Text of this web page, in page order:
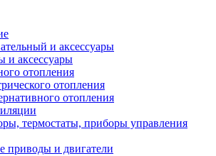
и аксессуары
и аксессуары
отопления
отопления
отопления
термостаты, приборы управления
приводы и двигатели